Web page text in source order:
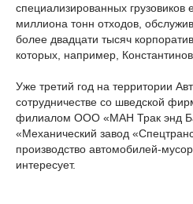
специализированных грузовиков
миллиона тонн отходов,
более двадцати тысяч
которых, например,
Уже третий год на территории
сотрудничестве со шведской
филиалом ООО «МАН Трак энд
«Механический завод
производство автомобилей-
интересует.